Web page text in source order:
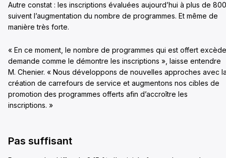
Autre constat : les inscriptions évaluées aujourd’hui à plus de
suivent l’augmentation du nombre de programmes. Et même de
manière très forte.
« En ce moment, le nombre de programmes qui est offert
demande comme le démontre les inscriptions », laisse entendre
M. Chenier. « Nous développons de nouvelles approches avec
création de carrefours de service et augmentons nos cibles de
promotion des programmes offerts afin d’accroître les
inscriptions. »
Pas suffisant